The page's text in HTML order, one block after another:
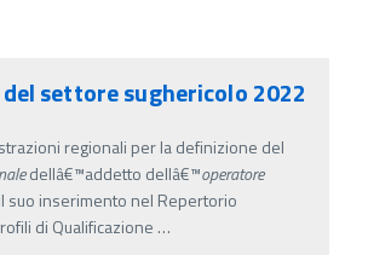
del settore sughericolo 2022
regionali per la definizione del
dellâ€™addetto dellâ€™operatore
suo inserimento nel Repertorio
di Qualificazione …